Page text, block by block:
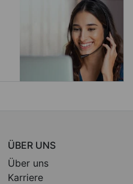
ÜBER UNS
Über uns
Karriere